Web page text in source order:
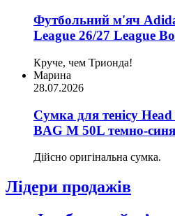
Футбольний м'яч
League 26/27 League
Круче, чем Трионда!
Марина
28.07.2026
Сумка для тенісу
BAG M 50L темно-
Дійсно оригінальна сумка.
Лідери продажів